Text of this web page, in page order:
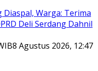
8 Agustus 2026, 12:47